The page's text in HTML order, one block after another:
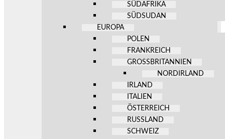
SÜDAFRIKA
SÜDSUDAN
EUROPA
POLEN
FRANKREICH
GROSSBRITANNIEN
NORDIRLAND
IRLAND
ITALIEN
ÖSTERREICH
RUSSLAND
SCHWEIZ